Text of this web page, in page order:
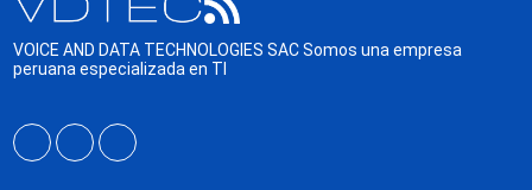
VOICE AND DATA TECHNOLOGIES SAC Somos una empresa
peruana especializada en TI